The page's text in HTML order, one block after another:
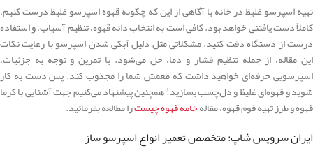
تهیه اسپرسو غلیظ در خانه با آگاهی از این که چگونه قهوه اسپرسو غلیظ درست کنیم،
کاملاً دست ‌یافتنی خواهد بود. کافی است به انتخاب دانه قهوه، تنظیم آسیاب، و استفاده
درست از دستگاه دقت کنید. مشکلاتی مثل دلیل آبکی شدن اسپرسو با رعایت نکات
این مقاله، از جمله تنظیم فشار و دما، حل می‌شود. با تمرین و توجه به جزئیات،
اسپرسویی حرفه‌ای خواهید داشت که طعمش شما را مجذوب کند. پس دست به کار
شوید و قهوه‌ای غلیظ و دل‌چسب بسازید! همچنین پیشنهاد می‌کنیم جهت آشنایی با کرما
قهوه و طرز تهیه فوم قهوه، مقالهخامه قهوه چیسترا مطالعه بفرمائید.
ایران سرویس شاپ: متخصص تعمیر انواع اسپرسو ساز